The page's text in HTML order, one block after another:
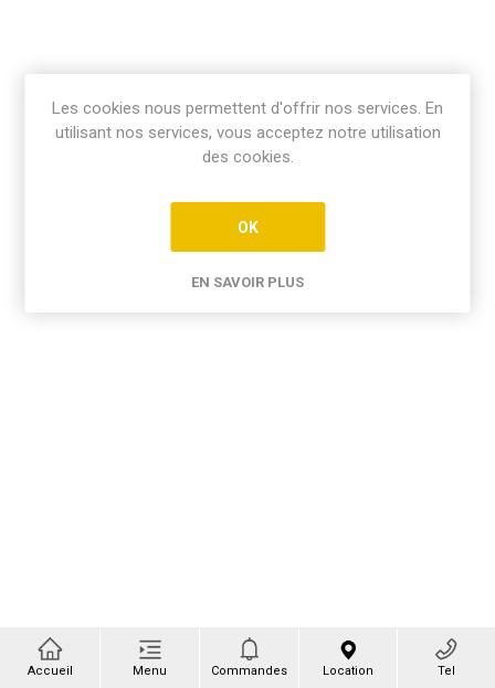
Accueil Menu Commandes Location Tel
Les cookies nous permettent d'offrir nos services. En
utilisant nos services, vous acceptez notre utilisation
des cookies.
OK
EN SAVOIR PLUS